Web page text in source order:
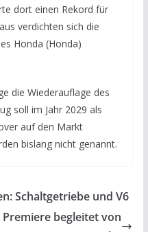
dort einen Rekord für
verdichten sich die
Honda (Honda)
die Wiederauflage des
soll im Jahr 2029 als
auf den Markt
bislang nicht genannt.
Schaltgetriebe und V6
begleitet von